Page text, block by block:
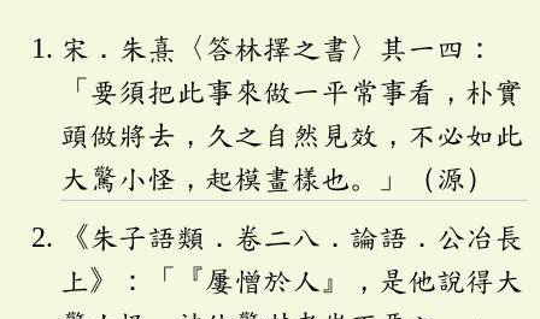
宋．朱熹〈答林擇之書〉其一四：
「要須把此事來做一平常事看，朴實
頭做將去，久之自然見效，不必如此
大驚小怪，起模畫樣也。」（源）
《朱子語類．卷二八．論語．公冶長
上》：「『屢憎於人』，是他說得大